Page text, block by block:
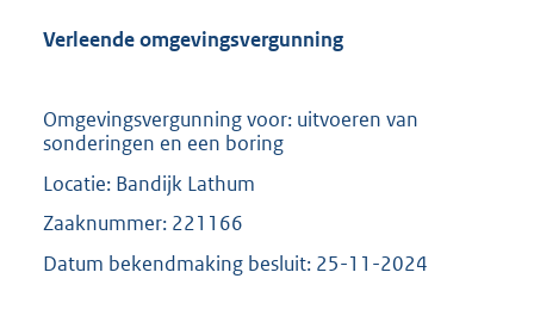
2
K
Verleende omgevingsvergunning
Omgevingsvergunning voor: uitvoeren van
sonderingen en een boring
Locatie: Bandijk Lathum
Zaaknummer: 221166
Datum bekendmaking besluit: 25-11-2024